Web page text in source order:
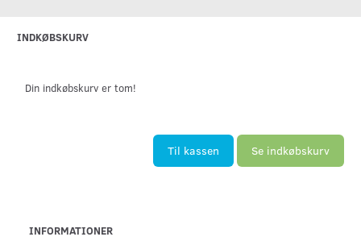
INDKØBSKURV
Din indkøbskurv er tom!
Til kassen Se indkøbskurv
INFORMATIONER